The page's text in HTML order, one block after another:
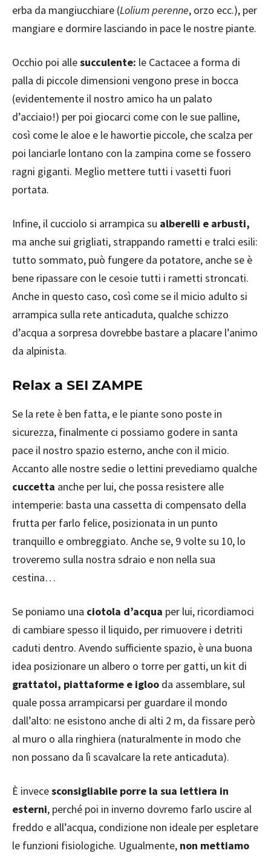
erba da mangiucchiare (Lolium perenne, orzo ecc.), per
mangiare e dormire lasciando in pace le nostre piante.
Occhio poi allesucculente: le Cactacee a forma di
palla di piccole dimensioni vengono prese in bocca
(evidentemente il nostro amico ha un palato
d’acciaio!) per poi giocarci come con le sue palline,
così come le aloe e le hawortie piccole, che scalza per
poi lanciarle lontano con la zampina come se fossero
ragni giganti. Meglio mettere tutti i vasetti fuori
portata.
Infine, il cucciolo si arrampica su alberelli e arbusti,
ma anche sui grigliati, strappando rametti e tralci esili:
tutto sommato, può fungere da potatore, anche se è
bene ripassare con le cesoie tutti i rametti stroncati.
Anche in questo caso, così come se il micio adulto si
arrampica sulla rete anticaduta, qualche schizzo
d’acqua a sorpresa dovrebbe bastare a placare l’animo
da alpinista.
Relax a SEI ZAMPE
Se la rete è ben fatta, e le piante sono poste in
sicurezza, finalmente ci possiamo godere in santa
pace il nostro spazio esterno, anche con il micio.
Accanto alle nostre sedie o lettini prevediamo qualche
cuccetta anche per lui, che possa resistere alle
intemperie: basta una cassetta di compensato della
frutta per farlo felice, posizionata in un punto
tranquillo e ombreggiato. Anche se, 9 volte su 10, lo
troveremo sulla nostra sdraio e non nella sua
cestina…
Se poniamo una ciotola d’acqua per lui, ricordiamoci
di cambiare spesso il liquido, per rimuovere i detriti
caduti dentro. Avendo sufficiente spazio, è una buona
idea posizionare un albero o torre per gatti, un kit di
grattatoi, piattaforme e igloo da assemblare, sul
quale possa arrampicarsi per guardare il mondo
dall’alto: ne esistono anche di alti 2 m, da fissare però
al muro o alla ringhiera (naturalmente in modo che
non possano da lì scavalcare la rete anticaduta).
È invecesconsigliabile porre la sua lettiera in
esterni, perché poi in inverno dovremo farlo uscire al
freddo e all’acqua, condizione non ideale per espletare
le funzioni fisiologiche. Ugualmente, non mettiamo